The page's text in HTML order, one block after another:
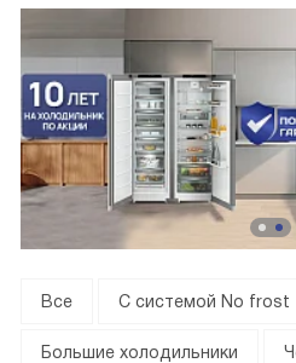
Все С системой No frost
Большие холодильники